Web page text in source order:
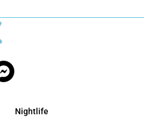
Nightlife